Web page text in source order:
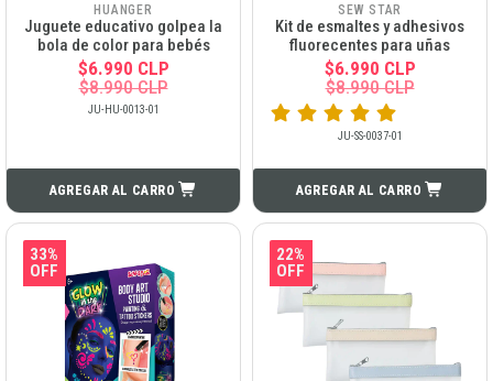
HUANGER
Juguete educativo golpea la
bola de color para bebés
$6.990 CLP
$8.990 CLP
JU-HU-0013-01
AGREGAR AL CARRO
SEW STAR
Kit de esmaltes y adhesivos
fluorecentes para uñas
$6.990 CLP
$8.990 CLP
JU-SS-0037-01
AGREGAR AL CARRO
33%
OFF
22%
OFF